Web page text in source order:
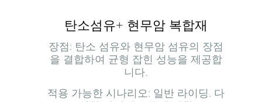
탄소섬유+ 현무암 복합재
장점: 탄소 섬유와 현무암 섬유의 장점
을 결합하여 균형 잡힌 성능을 제공합
니다.
적용 가능한 시나리오: 일반 라이딩. 다